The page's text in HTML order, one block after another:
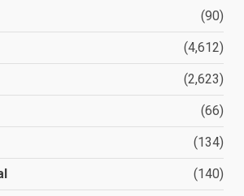
(90)
(4,612)
(2,623)
(66)
(134)
(140)